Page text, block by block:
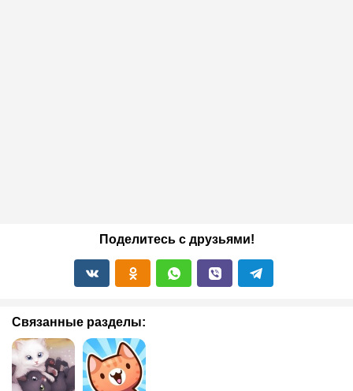
Поделитесь с друзьями!
Связанные разделы: